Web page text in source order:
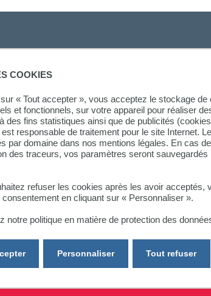
COOKIES
« Tout accepter », vous acceptez le stockage de
et fonctionnels, sur votre appareil pour réaliser
des fins statistiques ainsi que de publicités
responsable de traitement pour le site Internet.
par domaine dans nos mentions légales. En cas
des traceurs, vos paramètres seront sauvegardés
refuser les cookies après les avoir acceptés,
consentement en cliquant sur « Personnaliser ».
notre politique en matière de protection des
Tout refuser
Personnaliser